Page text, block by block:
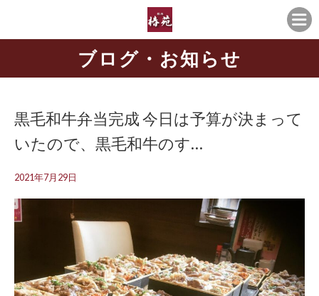
ブログ・お知らせ
黒毛和牛弁当完成 今日は予算が決まって
いたので、黒毛和牛のす…
2021年7月29日